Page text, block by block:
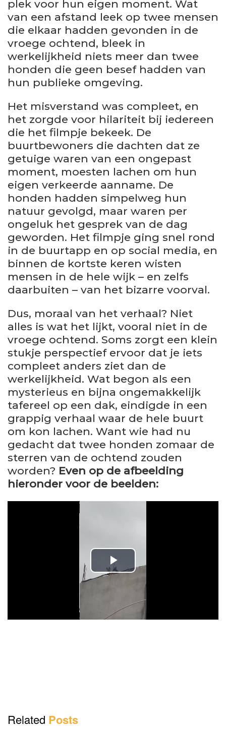
plek voor hun eigen moment. Wat
van een afstand leek op twee mensen
die elkaar hadden gevonden in de
vroege ochtend, bleek in
werkelijkheid niets meer dan twee
honden die geen besef hadden van
hun publieke omgeving.
Het misverstand was compleet, en
het zorgde voor hilariteit bij iedereen
die het filmpje bekeek. De
buurtbewoners die dachten dat ze
getuige waren van een ongepast
moment, moesten lachen om hun
eigen verkeerde aanname. De
honden hadden simpelweg hun
natuur gevolgd, maar waren per
ongeluk het gesprek van de dag
geworden. Het filmpje ging snel rond
in de buurtapp en op social media, en
binnen de kortste keren wisten
mensen in de hele wijk – en zelfs
daarbuiten – van het bizarre voorval.
Dus, moraal van het verhaal? Niet
alles is wat het lijkt, vooral niet in de
vroege ochtend. Soms zorgt een klein
stukje perspectief ervoor dat je iets
compleet anders ziet dan de
werkelijkheid. Wat begon als een
mysterieus en bijna ongemakkelijk
tafereel op een dak, eindigde in een
grappig verhaal waar de hele buurt
om kon lachen. Want wie had nu
gedacht dat twee honden zomaar de
sterren van de ochtend zouden
worden? Even op de afbeelding
hieronder voor de beelden:
P
a
Related Posts